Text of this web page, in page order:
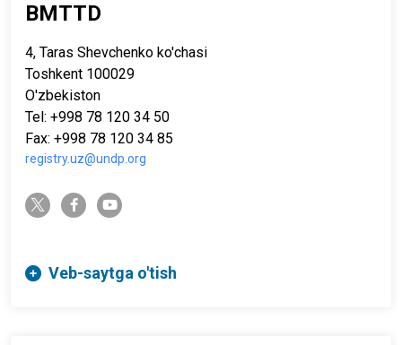
BMTTD
4, Taras Shevchenko ko'chasi
Toshkent 100029
O'zbekiston
Tel: +998 78 120 34 50
Fax: +998 78 120 34 85
registry.uz@undp.org
twitter-x facebook-fyoutube
Veb-saytga o'tish